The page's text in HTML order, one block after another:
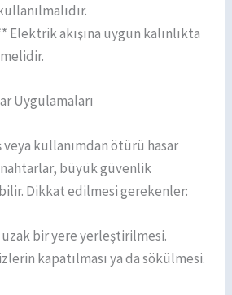
Elektrik akışına uygun kalınlıkta
Uygulamaları
veya kullanımdan ötürü hasar
büyük güvenlik
Dikkat edilmesi gerekenler:
bir yere yerleştirilmesi.
kapatılması ya da sökülmesi.